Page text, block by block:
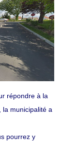
répondre à la
municipalité a
pourrez y